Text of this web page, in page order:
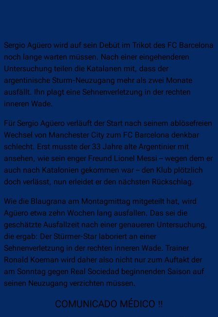
Sergio Agüero wird auf sein Debüt im Trikot des FC Barcelona
noch lange warten müssen. Nach einer eingehenderen
Untersuchung teilen die Katalanen mit, dass der
argentinische Sturm-Neuzugang mehr als zwei Monate
ausfällt. Ihn plagt eine Sehnenverletzung in der rechten
inneren Wade.
Für Sergio Agüero verläuft der Start nach seinem ablösefreien
Wechsel von Manchester City zum FC Barcelona denkbar
schlecht. Erst musste der 33 Jahre alte Argentinier mit
ansehen, wie sein enger Freund Lionel Messi – wegen dem er
auch nach Katalonien gekommen war – den Klub plötzlich
doch verlässt, nun erleidet er den nächsten Rückschlag.
Wie die Blaugrana am Montagmittag mitgeteilt hat, wird
Agüero etwa zehn Wochen lang ausfallen. Das sei die
geschätzte Ausfallzeit nach einer genaueren Untersuchung,
die ergab: Der Stürmer-Star laboriert an einer
Sehnenverletzung in der rechten inneren Wade. Trainer
Ronald Koeman wird daher also nicht nur zum Auftakt der
am Sonntag gegen Real Sociedad beginnenden Saison auf
seinen Neuzugang verzichten müssen.
COMUNICADO MÉDICO ‼